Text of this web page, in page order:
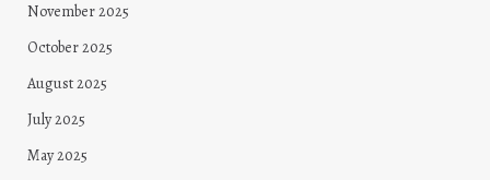
November 2025
October 2025
August 2025
July 2025
May 2025